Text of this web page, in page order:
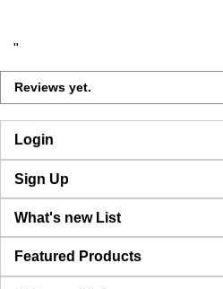
"
Reviews yet.
Login
Sign Up
What's new List
Featured Products